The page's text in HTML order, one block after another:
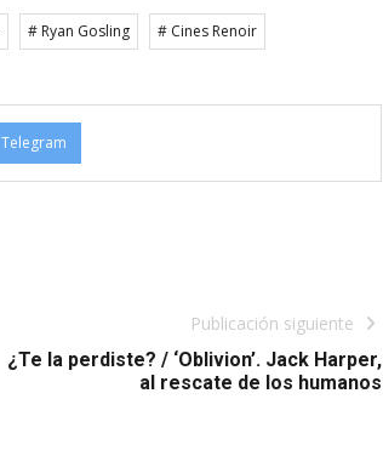
# Ryan Gosling # Cines Renoir
Telegram
Publicación siguiente
¿Te la perdiste? / ‘Oblivion’. Jack Harper,
al rescate de los humanos